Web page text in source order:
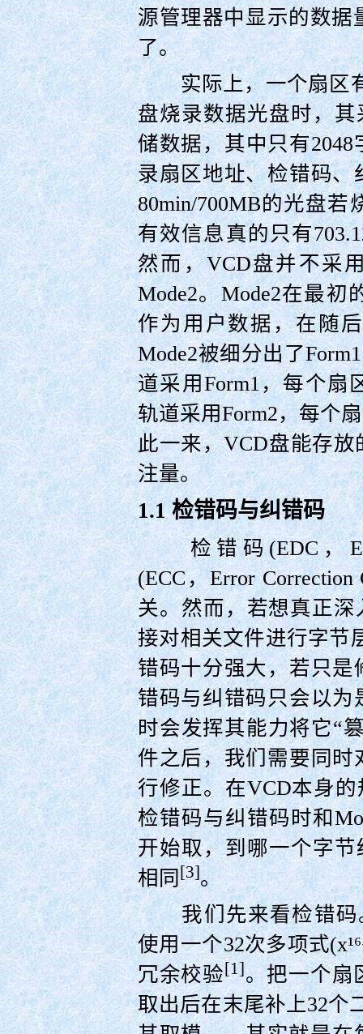
源管理器中显示的数据
了。
实际上，一个扇区有
盘烧录数据光盘时，其
储数据，其中只有
录扇区地址、检错码
80min/700MB的光盘
有效信息真的只有
然而，VCD盘并不采
Mode2。Mode2在最初
作为用户数据，在随
Mode2被细分出了
道采用Form1，每个扇
轨道采用Form2，每个
此一来，VCD盘能存
注量。
1.1 检错码与纠错码
检错码(EDC，
(ECC，Error
关。然而，若想真正
接对相关文件进行字节
错码十分强大，若只
错码与纠错码只会以
时会发挥其能力将它“
件之后，我们需要同
行修正。在VCD本身
检错码与纠错码时和
开始取，到哪一个字节
相同[3]。
我们先来看检错码。
使用一个32次多项式
冗余校验[1]。把一个扇
取出后在末尾补上32个